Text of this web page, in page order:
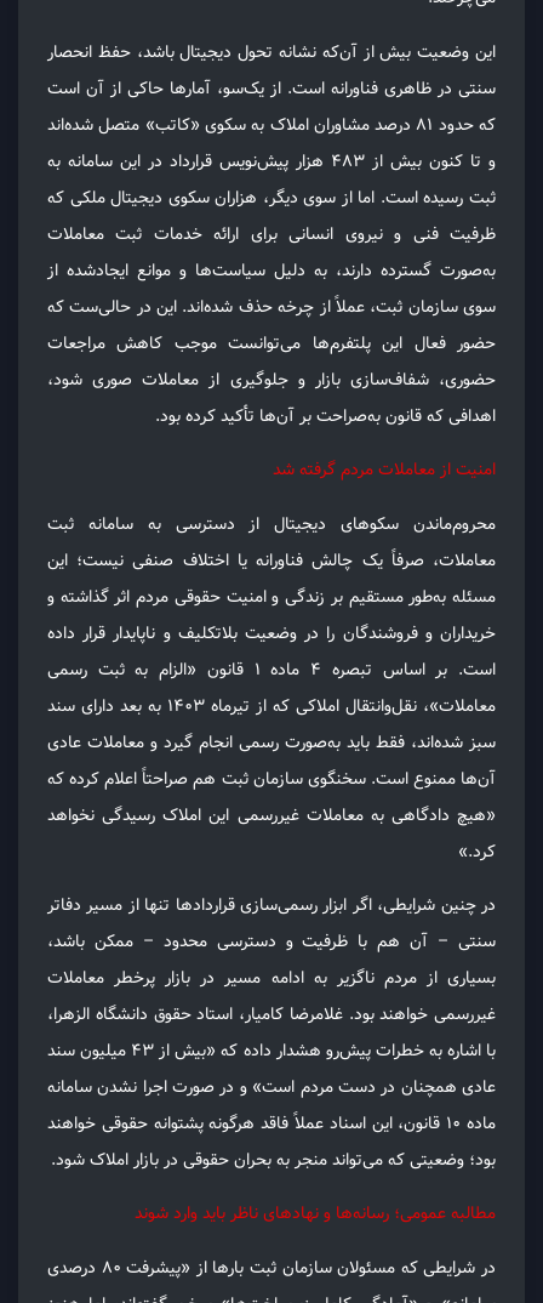
این وضعیت بیش از آن‌که نشانه تحول دیجیتال باشد، حفظ انحصار
سنتی در ظاهری فناورانه است. از یک‌سو، آمارها حاکی از آن است
که حدود ۸۱ درصد مشاوران املاک به سکوی «کاتب» متصل شده‌اند
و تا کنون بیش از ۴۸۳ هزار پیش‌نویس قرارداد در این سامانه به
ثبت رسیده است. اما از سوی دیگر، هزاران سکوی دیجیتال ملکی که
ظرفیت فنی و نیروی انسانی برای ارائه خدمات ثبت معاملات
به‌صورت گسترده دارند، به دلیل سیاست‌ها و موانع ایجادشده از
سوی سازمان ثبت، عملاً از چرخه حذف شده‌اند. این در حالی‌ست که
حضور فعال این پلتفرم‌ها می‌توانست موجب کاهش مراجعات
حضوری، شفاف‌سازی بازار و جلوگیری از معاملات صوری شود،
اهدافی که قانون به‌صراحت بر آن‌ها تأکید کرده بود.
امنیت از معاملات مردم گرفته شد
محروم‌ماندن سکوهای دیجیتال از دسترسی به سامانه ثبت
معاملات، صرفاً یک چالش فناورانه یا اختلاف صنفی نیست؛ این
مسئله به‌طور مستقیم بر زندگی و امنیت حقوقی مردم اثر گذاشته و
خریداران و فروشندگان را در وضعیت بلاتکلیف و ناپایدار قرار داده
است. بر اساس تبصره ۴ ماده ۱ قانون «الزام به ثبت رسمی
معاملات»، نقل‌وانتقال املاکی که از تیرماه ۱۴۰۳ به بعد دارای سند
سبز شده‌اند، فقط باید به‌صورت رسمی انجام گیرد و معاملات عادی
آن‌ها ممنوع است. سخنگوی سازمان ثبت هم صراحتاً اعلام کرده که
«هیچ دادگاهی به معاملات غیررسمی این املاک رسیدگی نخواهد
کرد.»
در چنین شرایطی، اگر ابزار رسمی‌سازی قراردادها تنها از مسیر دفاتر
سنتی – آن هم با ظرفیت و دسترسی محدود – ممکن باشد،
بسیاری از مردم ناگزیر به ادامه مسیر در بازار پرخطر معاملات
غیررسمی خواهند بود. غلامرضا کامیار، استاد حقوق دانشگاه الزهرا،
با اشاره به خطرات پیش‌رو هشدار داده که «بیش از ۴۳ میلیون سند
عادی همچنان در دست مردم است» و در صورت اجرا نشدن سامانه
ماده ۱۰ قانون، این اسناد عملاً فاقد هرگونه پشتوانه حقوقی خواهند
بود؛ وضعیتی که می‌تواند منجر به بحران حقوقی در بازار املاک شود.
مطالبه عمومی؛ رسانه‌ها و نهادهای ناظر باید وارد شوند
در شرایطی که مسئولان سازمان ثبت بارها از «پیشرفت ۸۰ درصدی